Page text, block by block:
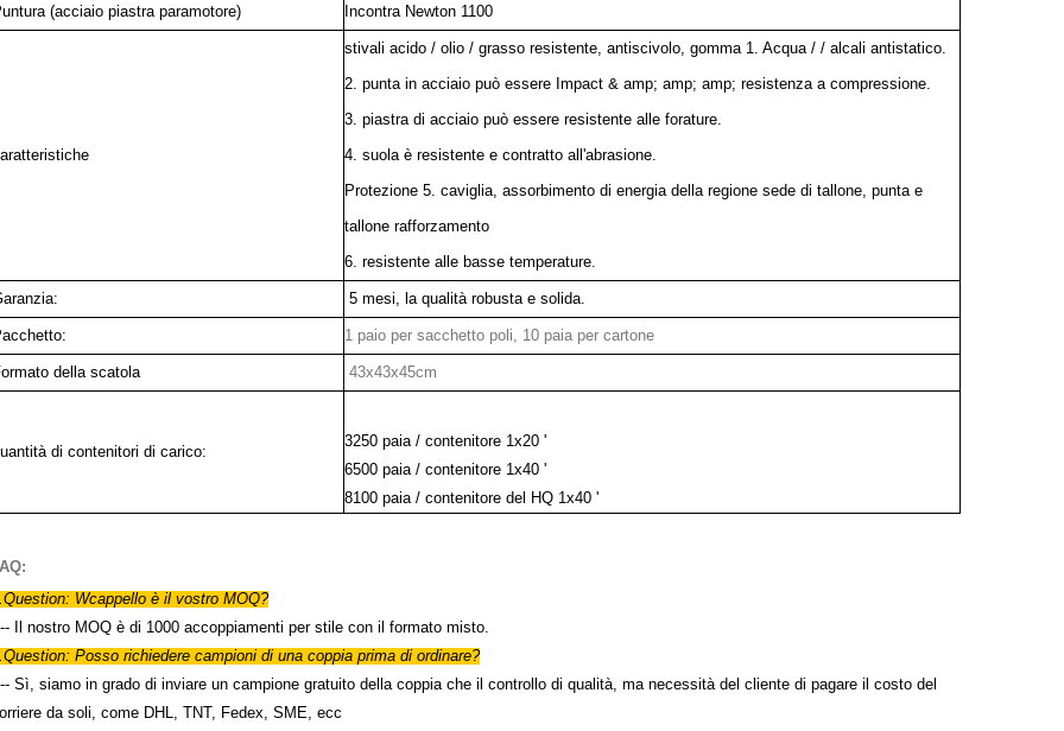
(acciaio piastra paramotore) Incontra Newton 1100
stivali acido / olio / grasso resistente, antiscivolo, gomma 1. Acqua / / alcali antistatico.
2. punta in acciaio può essere Impact & amp; amp; amp; resistenza a compressione.
3. piastra di acciaio può essere resistente alle forature.
4. suola è resistente e contratto all'abrasione.
Protezione 5. caviglia, assorbimento di energia della regione sede di tallone, punta e
tallone rafforzamento
6. resistente alle basse temperature.
5 mesi, la qualità robusta e solida.
1 paio per sacchetto poli, 10 paia per cartone
della scatola 43x43x45cm
di contenitori di carico:
3250 paia / contenitore 1x20 '
6500 paia / contenitore 1x40 '
8100 paia / contenitore del HQ 1x40 '
Wcappello è il vostro MOQ?
Il nostro MOQ è di 1000 accoppiamenti per stile con il formato misto.
Posso richiedere campioni di una coppia prima di ordinare?
Sì, siamo in grado di inviare un campione gratuito della coppia che il controllo di qualità, ma necessità del cliente di pagare il costo del
da soli, come DHL, TNT, Fedex, SME, ecc